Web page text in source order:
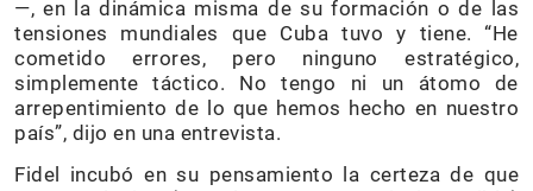
—, en la dinámica misma de su formación o de las
tensiones mundiales que Cuba tuvo y tiene. “He
cometido errores, pero ninguno estratégico,
simplemente táctico. No tengo ni un átomo de
arrepentimiento de lo que hemos hecho en nuestro
país”, dijo en una entrevista.
Fidel incubó en su pensamiento la certeza de que